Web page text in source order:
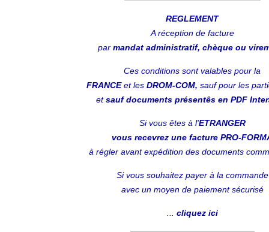
REGLEMENT
A réception de facture
par mandat administratif, chèque ou
Ces conditions sont valables pour la
FRANCEet les DROM-COM, sauf pour les
etsauf documents présentês en PDF
Si vous êtes à l'ETRANGER
vous recevrez une facture PRO-
à régler avant expédition des documents
Si vous souhaitez payer à la commande
avec un moyen de paiement sécurisé
cliquez ici